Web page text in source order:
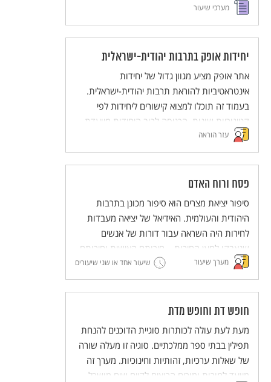
מערכי שיעור
יחידות אופק בתרבות יהודית-ישראלית
אתר אופק מציע מגוון גדול של יחידות
אינטראטיביות להוראת תרבות יהודית-ישראלית.
בעמוד זה תוכלו למצוא קישורים ליחידות לפי
קטיגוריות שונות. הכניסה לרוב היחידות מיועדת
לבעלי מנוי לאתר.
עזר הוראה
פסח ורוח האדם
סיפור יציאת מצרים הוא סיפור מכונן בתרבות
היהודית והעולמית. האידיאל של יציאה מעבדות
לחירות היה השראה עבור דורות של אנשים
שנאבקו למען החירות – חירותם האישית וחירותם
של אחרים. בכך, מעבר להיותו סיפור לאומי, סיפור
יציאת מצרים מבטא רעיון הומניסטי – חירות האדם
– וחושף את המנגנונים שדרכם בעלי הכוח
משעבדים אחרים. בשיעור הזה יפגשו התלמידים
טקסטים הקשורים ליציאת מצרים, שהדיון בהם
נועד להעצים את ההזדהות עם ערך החירות לכל
אדם, את האמפתיה לאחר ואת המודעות
למשמעות השליטה של אדם על זולתו.
מערך שיעור שיעור אחד או שני שיעורים
חופש דת וחופש מדת
מעת לעת עולה לכותרות סוגיית הדוכנים להנחת
תפילין בבתי ספר ממלכתיים. סוגיה זו מעלה שורה
של שאלות ערכיות, זהותיות וחינוכיות. מערך זה
מיועד למורות ומורים הרוצים לקיים שיח מושכל